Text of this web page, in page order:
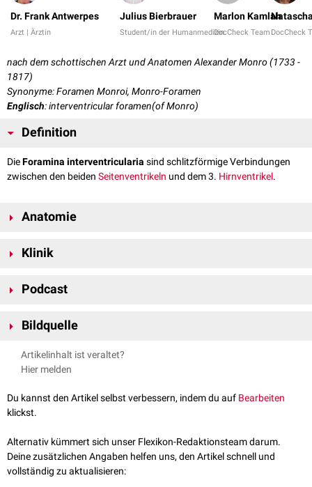
Dr. Frank Antwerpes
Arzt | Ärztin
Julius Bierbrauer
Student/in der Humanmedizin
Marlon Kamlah
DocCheck Team DocCheck
nach dem schottischen Arzt und Anatomen Alexander Monro (1733 -
1817)
Synonyme: Foramen Monroi, Monro-Foramen
Englisch: interventricular foramen(of Monro)
Definition
DieForamina interventricularia sind schlitzförmige Verbindungen
zwischen den beiden Seitenventrikeln und dem 3. Hirnventrikel.
Anatomie
posterolateral
Lage kann das auf dieser Höhe liegende
Horizontalschnitten) leicht identifiziert werden. Durch die Foramina
Plexus choroideus
Vena thalamostriata superior
Venen
Klinik
Verschlusshydrozephalus
Podcast
FlexTalk - Die Hirnventrikel
Bildquelle
Bildquelle Podcast: © Midjourney
Artikelinhalt ist veraltet?
Hier melden
Du kannst den Artikel selbst verbessern, indem du auf Bearbeiten
klickst.
Alternativ kümmert sich unser Flexikon-Redaktionsteam darum.
Deine zusätzlichen Angaben helfen uns, den Artikel schnell und
vollständig zu aktualisieren: